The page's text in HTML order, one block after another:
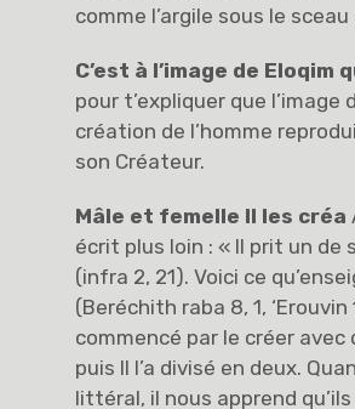
comme l’argile sous le sceau
C’est à l’image de Eloqim
pour t’expliquer que l’image
création de l’homme
son Créateur.
Mâle et femelle Il les créa
écrit plus loin : « Il prit un de
(infra 2, 21). Voici ce
(Beréchith raba 8, 1, ‘Erouvin
commencé par le créer avec
puis Il l’a divisé en deux.
littéral, il nous apprend